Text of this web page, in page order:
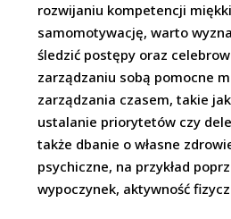
rozwijaniu kompetencji
samomotywację, warto
śledzić postępy oraz
zarządzaniu sobą pomocne
zarządzania czasem, takie
ustalanie priorytetów czy
także dbanie o własne
psychiczne, na przykład
wypoczynek, aktywność